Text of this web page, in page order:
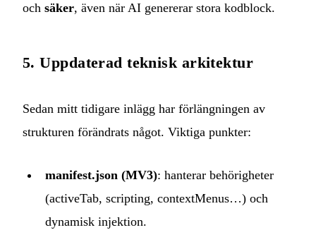
och säker, även när AI genererar stora kodblock.
5. Uppdaterad teknisk arkitektur
Sedan mitt tidigare inlägg har förlängningen av
strukturen förändrats något. Viktiga punkter:
manifest.json (MV3): hanterar behörigheter
(activeTab, scripting, contextMenus…) och
dynamisk injektion.